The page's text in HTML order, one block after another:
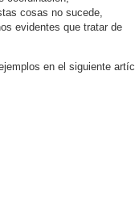
cosas no sucede,
evidentes que tratar de
en el siguiente